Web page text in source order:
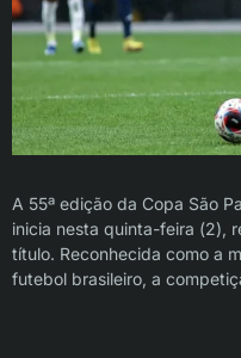
A 55ª edição da Copa São
inicia nesta quinta-feira (2),
título. Reconhecida como a
futebol brasileiro, a